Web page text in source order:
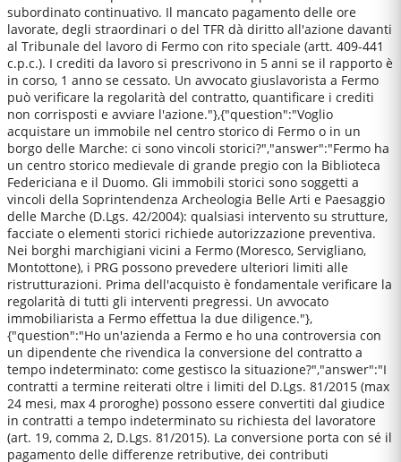
subordinato continuativo. Il mancato pagamento delle ore
lavorate, degli straordinari o del TFR dà diritto all'azione davanti
al Tribunale del lavoro di Fermo con rito speciale (artt. 409-441
c.p.c.). I crediti da lavoro si prescrivono in 5 anni se il rapporto è
in corso, 1 anno se cessato. Un avvocato giuslavorista a Fermo
può verificare la regolarità del contratto, quantificare i crediti
non corrisposti e avviare l'azione."},{"question":"Voglio
acquistare un immobile nel centro storico di Fermo o in un
borgo delle Marche: ci sono vincoli storici?","answer":"Fermo ha
un centro storico medievale di grande pregio con la Biblioteca
Federiciana e il Duomo. Gli immobili storici sono soggetti a
vincoli della Soprintendenza Archeologia Belle Arti e Paesaggio
delle Marche (D.Lgs. 42/2004): qualsiasi intervento su strutture,
facciate o elementi storici richiede autorizzazione preventiva.
Nei borghi marchigiani vicini a Fermo (Moresco, Servigliano,
Montottone), i PRG possono prevedere ulteriori limiti alle
ristrutturazioni. Prima dell'acquisto è fondamentale verificare la
regolarità di tutti gli interventi pregressi. Un avvocato
immobiliarista a Fermo effettua la due diligence."},
{"question":"Ho un'azienda a Fermo e ho una controversia con
un dipendente che rivendica la conversione del contratto a
tempo indeterminato: come gestisco la situazione?","answer":"I
contratti a termine reiterati oltre i limiti del D.Lgs. 81/2015 (max
24 mesi, max 4 proroghe) possono essere convertiti dal giudice
in contratti a tempo indeterminato su richiesta del lavoratore
(art. 19, comma 2, D.Lgs. 81/2015). La conversione porta con sé il
pagamento delle differenze retributive, dei contributi